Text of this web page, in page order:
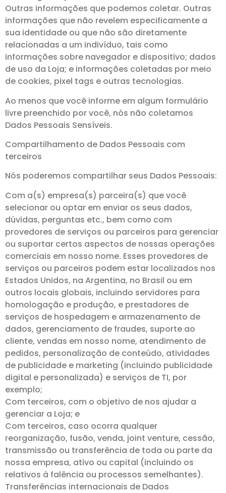
Outras informações que podemos coletar. Outras
informações que não revelem especificamente a
sua identidade ou que não são diretamente
relacionadas a um indivíduo, tais como
informações sobre navegador e dispositivo; dados
de uso da Loja; e informações coletadas por meio
de cookies, pixel tags e outras tecnologias.
Ao menos que você informe em algum formulário
livre preenchido por você, nós não coletamos
Dados Pessoais Sensíveis.
Compartilhamento de Dados Pessoais com
terceiros
Nós poderemos compartilhar seus Dados Pessoais:
Com a(s) empresa(s) parceira(s) que você
selecionar ou optar em enviar os seus dados,
dúvidas, perguntas etc., bem como com
provedores de serviços ou parceiros para gerenciar
ou suportar certos aspectos de nossas operações
comerciais em nosso nome. Esses provedores de
serviços ou parceiros podem estar localizados nos
Estados Unidos, na Argentina, no Brasil ou em
outros locais globais, incluindo servidores para
homologação e produção, e prestadores de
serviços de hospedagem e armazenamento de
dados, gerenciamento de fraudes, suporte ao
cliente, vendas em nosso nome, atendimento de
pedidos, personalização de conteúdo, atividades
de publicidade e marketing (incluindo publicidade
digital e personalizada) e serviços de TI, por
exemplo;
Com terceiros, com o objetivo de nos ajudar a
gerenciar a Loja; e
Com terceiros, caso ocorra qualquer
reorganização, fusão, venda, joint venture, cessão,
transmissão ou transferência de toda ou parte da
nossa empresa, ativo ou capital (incluindo os
relativos à falência ou processos semelhantes).
Transferências internacionais de Dados